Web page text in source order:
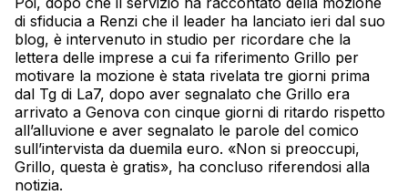
di sfiducia a Renzi che il leader ha lanciato ieri dal suo
blog, è intervenuto in studio per ricordare che la
lettera delle imprese a cui fa riferimento Grillo per
motivare la mozione è stata rivelata tre giorni prima
dal Tg di La7, dopo aver segnalato che Grillo era
arrivato a Genova con cinque giorni di ritardo rispetto
all’alluvione e aver segnalato le parole del comico
sull’intervista da duemila euro. «Non si preoccupi,
Grillo, questa è gratis», ha concluso riferendosi alla
notizia.